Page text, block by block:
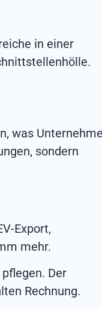
in einer
was
sondern
Export,
mehr.
Der
Rechnung.